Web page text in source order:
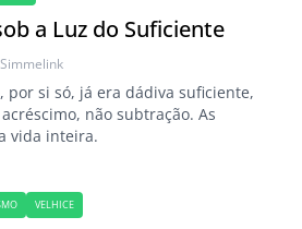
a Luz do Suficiente
por si só, já era dádiva suficiente,
não subtração. As
vida inteira.
VELHICE